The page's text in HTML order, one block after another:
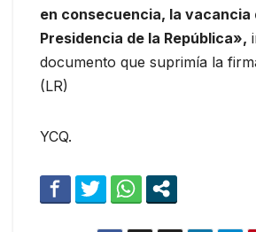
en consecuencia, la vacancia
Presidencia de la República»,
documento que suprimía la
(LR)
YCQ.